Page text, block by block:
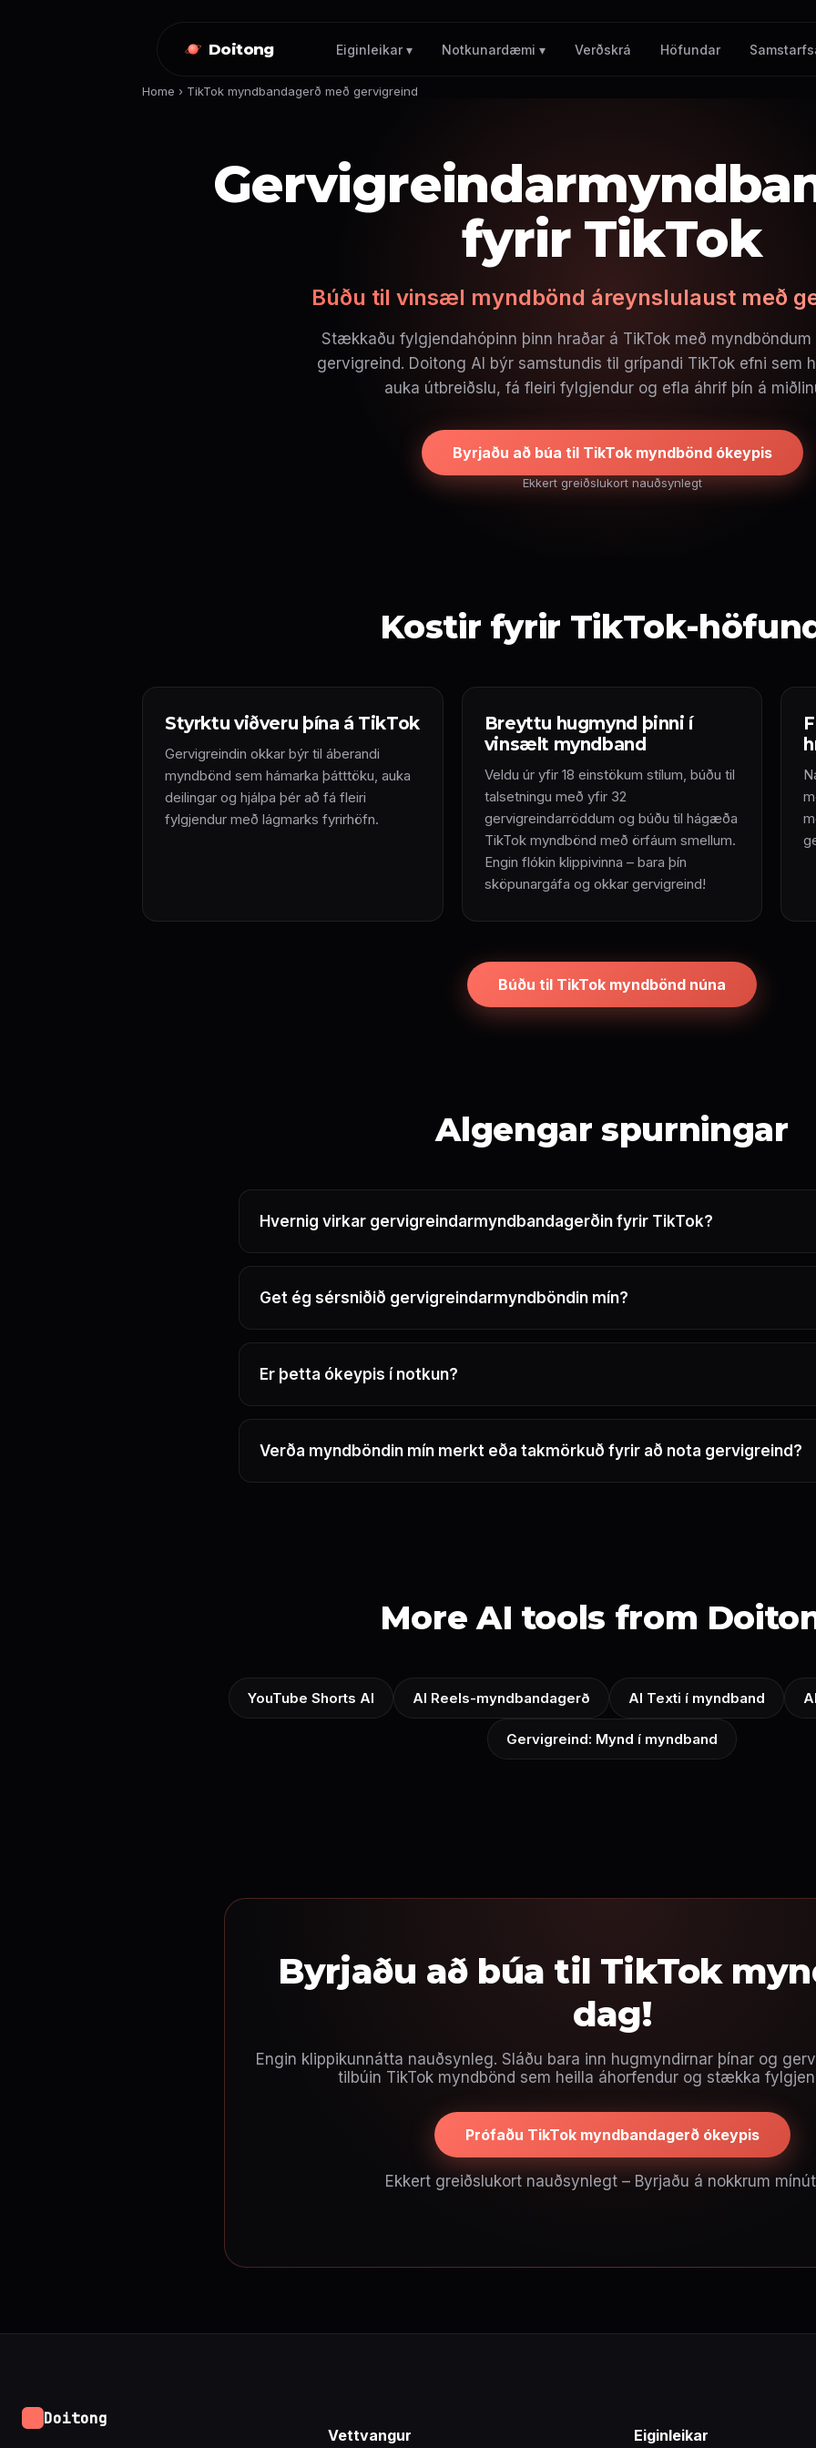
Doitong Eiginleikar ▾ Notkunardæmi ▾ Verðskrá Höfundar
Home › TikTok myndbandagerð með gervigreind
fyrir TikTok
Búðu til vinsæl myndbönd áreynslulaust með
Stækkaðu fylgjendahópinn þinn hraðar á TikTok með
gervigreind. Doitong AI býr samstundis til grípandi TikTok efni sem
auka útbreiðslu, fá fleiri fylgjendur og efla áhrif þín á
Byrjaðu að búa til TikTok myndbönd ókeypis
Ekkert greiðslukort nauðsynlegt
Kostir fyrir TikTok-
Styrktu viðveru þína á TikTok
Gervigreindin okkar býr til áberandi
myndbönd sem hámarka þátttöku, auka
deilingar og hjálpa þér að fá fleiri
fylgjendur með lágmarks fyrirhöfn.
Breyttu hugmynd þinni í
vinsælt myndband
Veldu úr yfir 18 einstökum stílum, búðu til
talsetningu með yfir 32
gervigreindarröddum og búðu til hágæða
TikTok myndbönd með örfáum smellum.
Engin flókin klippivinna – bara þín
sköpunargáfa og okkar gervigreind!
Búðu til TikTok myndbönd núna
Algengar spurningar
Hvernig virkar gervigreindarmyndbandagerðin fyrir TikTok?
Get ég sérsniðið gervigreindarmyndböndin mín?
Er þetta ókeypis í notkun?
Verða myndböndin mín merkt eða takmörkuð fyrir að nota gervigreind?
More AI tools from
YouTube Shorts AI AI Reels-myndbandagerð AI Texti í myndband
Gervigreind: Mynd í myndband
Byrjaðu að búa til TikTok
dag!
Engin klippikunnátta nauðsynleg. Sláðu bara inn hugmyndirnar þínar og
tilbúin TikTok myndbönd sem heilla áhorfendur og stækka
Prófaðu TikTok myndbandagerð ókeypis
Ekkert greiðslukort nauðsynlegt – Byrjaðu á nokkrum
Doitong
Vettvangur Eiginleikar